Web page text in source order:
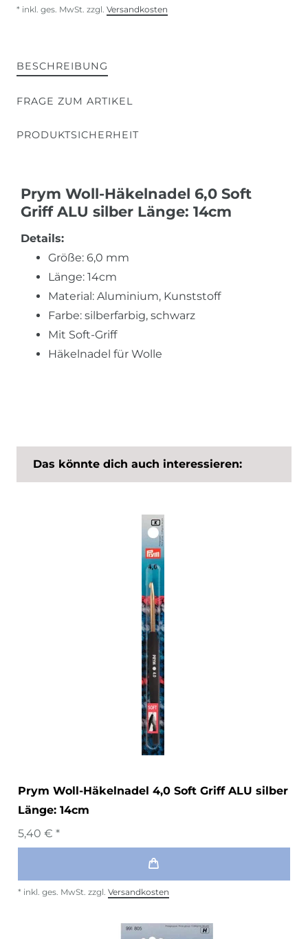
* inkl. ges. MwSt. zzgl. Versandkosten
BESCHREIBUNG
FRAGE ZUM ARTIKEL
PRODUKTSICHERHEIT
Prym Woll-Häkelnadel 6,0 Soft
Griff ALU silber Länge: 14cm
Details:
Größe: 6,0 mm
Länge: 14cm
Material: Aluminium, Kunststoff
Farbe: silberfarbig, schwarz
Mit Soft-Griff
Häkelnadel für Wolle
Das könnte dich auch interessieren:
Prym Woll-Häkelnadel 4,0 Soft Griff ALU silber
Länge: 14cm
5,40 € *
* inkl. ges. MwSt. zzgl. Versandkosten